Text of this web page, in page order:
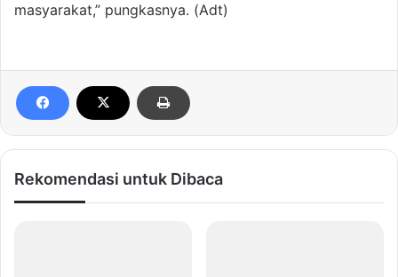
masyarakat,” pungkasnya. (Adt)
Rekomendasi untuk Dibaca